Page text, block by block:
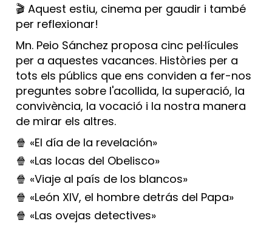
🎬 Aquest estiu, cinema per gaudir i també
per reflexionar!
Mn. Peio Sánchez proposa cinc pel·lícules
per a aquestes vacances. Històries per a
tots els públics que ens conviden a fer-nos
preguntes sobre l'acollida, la superació, la
convivència, la vocació i la nostra manera
de mirar els altres.
🍿 «El día de la revelación»
🍿 «Las locas del Obelisco»
🍿 «Viaje al país de los blancos»
🍿 «León XIV, el hombre detrás del Papa»
🍿 «Las ovejas detectives»